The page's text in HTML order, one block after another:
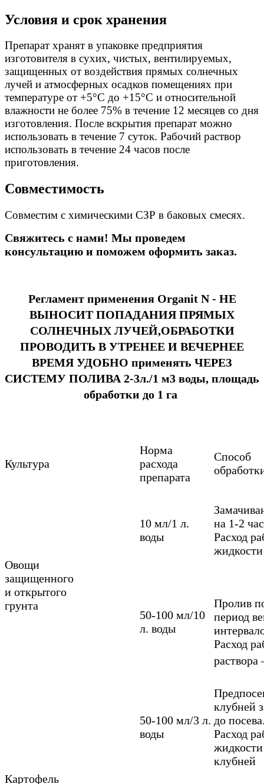
Условия и срок хранения
Препарат хранят в упаковке предприятия
изготовителя в сухих, чистых, вентилируемых,
защищенных от воздействия прямых солнечных
лучей и атмосферных осадков помещениях при
температуре от +5°С до +15°С и относительной
влажности не более 75% в течение 12 месяцев со дня
изготовления. После вскрытия препарат можно
использовать в течение 7 суток. Рабочий раствор
использовать в течение 24 часов после
приготовления.
Совместимость
Cовместим с химическими СЗР в баковых смесях.
Свяжитесь с нами! Мы проведем
консультацию и поможем оформить заказ.
Регламент применения Organit N - НЕ
ВЫНОСИТ ПОПАДАНИЯ ПРЯМЫХ
СОЛНЕЧНЫХ ЛУЧЕЙ,ОБРАБОТКИ
ПРОВОДИТЬ В УТРЕНЕЕ И ВЕЧЕРНЕЕ
ВРЕМЯ УДОБНО применять ЧЕРЕЗ
СИСТЕМУ ПОЛИВА 2-3л./1 м3 воды, площадь
обработки до 1 га
Культура
Норма
расхода
препарата
Способ
Овощи
защищенного
и открытого
грунта
10 мл/1 л.
воды
на 1-2
Расход
50-100 мл/10
л. воды
Пролив
период
Расход
Картофель
50-100 мл/3 л.
воды
клубней
до
Расход
клубней